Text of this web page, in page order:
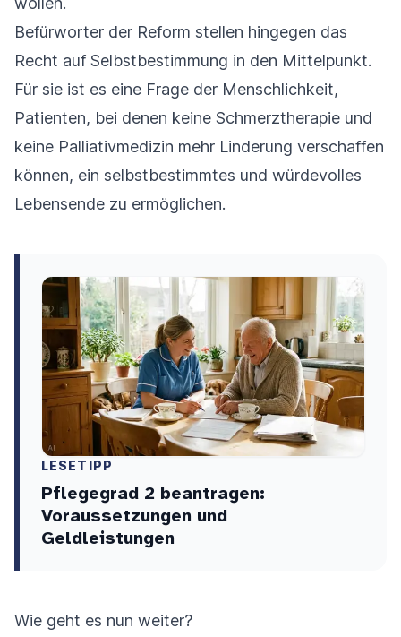
Befürworter der Reform stellen hingegen das
Recht auf Selbstbestimmung in den Mittelpunkt.
Für sie ist es eine Frage der Menschlichkeit,
Patienten, bei denen keine Schmerztherapie und
keine Palliativmedizin mehr Linderung verschaffen
können, ein selbstbestimmtes und würdevolles
Lebensende zu ermöglichen.
LESETIPP
Pflegegrad 2 beantragen:
Voraussetzungen und
Geldleistungen
Wie geht es nun weiter?